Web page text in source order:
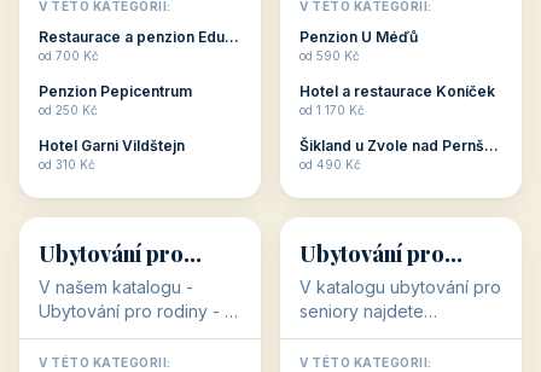
dovolenou přímo
souvisejí. Aktivní
odpočinek jso...
V TÉTO KATEGORII:
Restaurace a penzion Eduard
od 700 Kč
Penzion Pepicentrum
od 250 Kč
Hotel Garni Vildštejn
od 310 Kč
cenově dostupné
ubytování v ČR. Budete
c...
V TÉTO KATEGORII:
Penzion U Méďů
od 590 Kč
Hotel a restaurace Koníček
od 1 170 Kč
Šikland u Zvole nad Pernštejnem
od 490 Kč
👨‍👩‍👧‍👦
👨‍👩‍👧‍👦
34 objektů
Ubytování pro
rodiny
V našem katalogu -
Ubytování pro rodiny -
jsou pro Vás připraveny
objekty, které svojí
V TÉTO KATEGORII:
🧓
🧓
33 objektů
Ubytování pro
seniory
V katalogu ubytování pro
seniory najdete
penziony a hotely, které
jsou přizpůsobeny pro
V TÉTO KATEGORII: